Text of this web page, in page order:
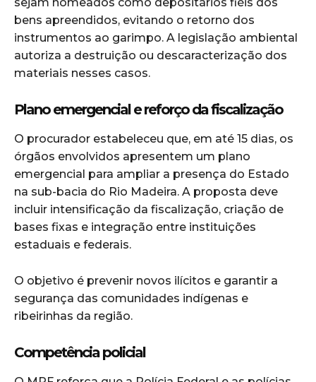
bens apreendidos, evitando o retorno dos
instrumentos ao garimpo. A legislação ambiental
autoriza a destruição ou descaracterização dos
materiais nesses casos.
Plano emergencial e reforço da fiscalização
O procurador estabeleceu que, em até 15 dias, os
órgãos envolvidos apresentem um plano
emergencial para ampliar a presença do Estado
na sub-bacia do Rio Madeira. A proposta deve
incluir intensificação da fiscalização, criação de
bases fixas e integração entre instituições
estaduais e federais.
O objetivo é prevenir novos ilícitos e garantir a
segurança das comunidades indígenas e
ribeirinhas da região.
Competência policial